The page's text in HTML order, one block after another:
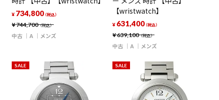
¥744,700（税込）
¥ 734,800（税込）
中古 A メンズ
【wristwatch】
¥639,100（税込）
¥ 631,400（税込）
中古 A メンズ
SALE SALE